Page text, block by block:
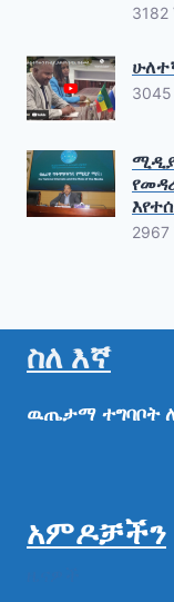
3182
3045
2967
ስለ እኛ
ዉጤታማ ተግባቦት
አምዶቻችን